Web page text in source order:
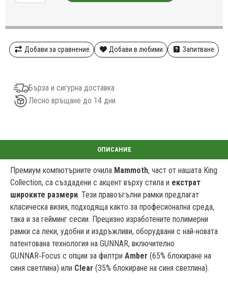
Добави за сравнение Добави в любими Запитване
Бърза и сигурна доставка
Лесно връщане до 14 дни
Премиум компютърните очила Mammoth, част от нашата King
Collection, са създадени с акцент върху стила и екстрат
широките размери. Тези правоъгълни рамки предлагат
класическа визия, подходяща както за професионална среда,
така и за гейминг сесии. Прецизно изработените полимерни
рамки са леки, удобни и издръжливи, оборудвани с най‑новата
патентована технология на GUNNAR, включително
GUNNAR‑Focus с опции за филтри Amber (65% блокиране на
синя светлина) или Clear (35% блокиране на синя светлина).